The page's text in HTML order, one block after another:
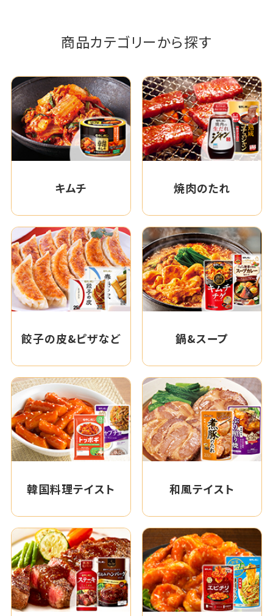
商品カテゴリーから探す
キムチ 焼肉のたれ
餃子の皮&ピザなど 鍋&スープ
韓国料理テイスト 和風テイスト